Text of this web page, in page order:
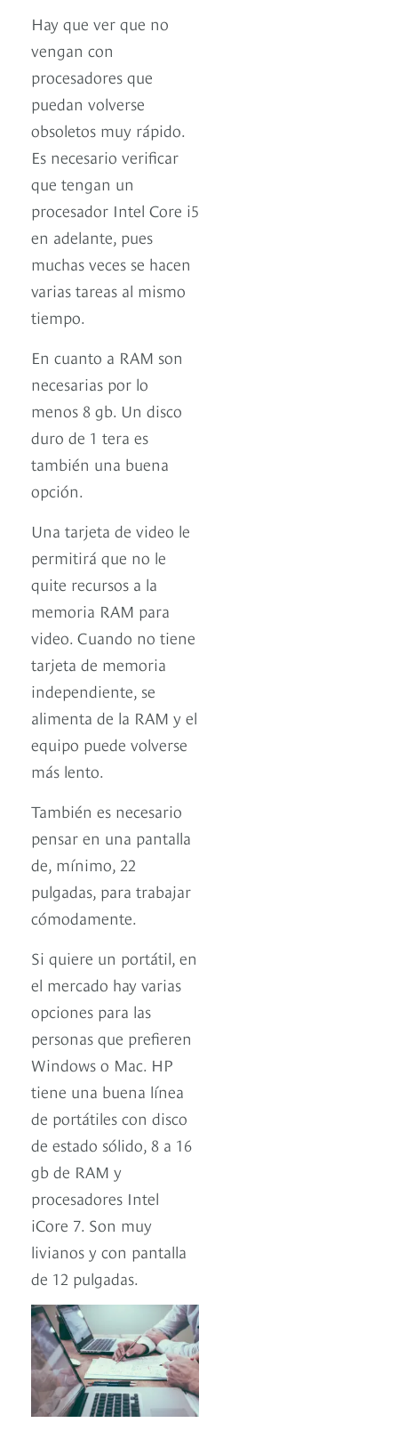
Hay que ver que no
vengan con
procesadores que
puedan volverse
obsoletos muy rápido.
Es necesario verificar
que tengan un
procesador Intel Core i5
en adelante, pues
muchas veces se hacen
varias tareas al mismo
tiempo.
En cuanto a RAM son
necesarias por lo
menos 8 gb. Un disco
duro de 1 tera es
también una buena
opción.
Una tarjeta de video le
permitirá que no le
quite recursos a la
memoria RAM para
video. Cuando no tiene
tarjeta de memoria
independiente, se
alimenta de la RAM y el
equipo puede volverse
más lento.
También es necesario
pensar en una pantalla
de, mínimo, 22
pulgadas, para trabajar
cómodamente.
Si quiere un portátil, en
el mercado hay varias
opciones para las
personas que prefieren
Windows o Mac. HP
tiene una buena línea
de portátiles con disco
de estado sólido, 8 a 16
gb de RAM y
procesadores Intel
iCore 7. Son muy
livianos y con pantalla
de 12 pulgadas.